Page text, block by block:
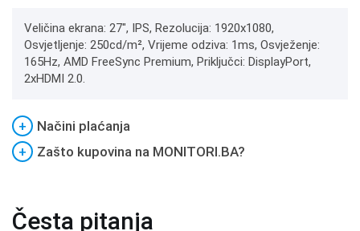
Veličina ekrana: 27", IPS, Rezolucija: 1920x1080,
Osvjetljenje: 250cd/m², Vrijeme odziva: 1ms, Osvježenje:
165Hz, AMD FreeSync Premium, Priključci: DisplayPort,
2xHDMI 2.0.
+
Načini plaćanja
+
Zašto kupovina na MONITORI.BA?
Česta pitanja